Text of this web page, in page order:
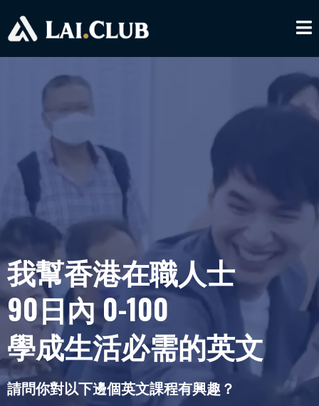
我幫香港在職人士
90日內 0-100
學成生活必需的英文
請問你對以下邊個英文課程有興趣？